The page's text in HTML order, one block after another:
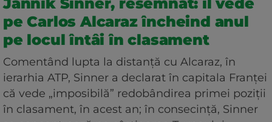
pe Carlos Alcaraz încheind anul
pe locul întâi în clasament
Comentând lupta la distanță cu Alcaraz, în
ierarhia ATP, Sinner a declarat în capitala Franței
că vede „imposibilă” redobândirea primei poziții
în clasament, în acest an; în consecință, Sinner